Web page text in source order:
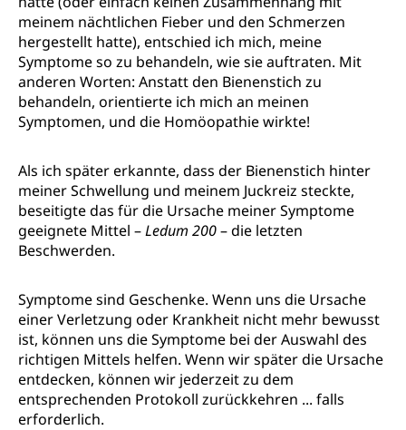
meinem nächtlichen Fieber und den Schmerzen
hergestellt hatte), entschied ich mich, meine
Symptome so zu behandeln, wie sie auftraten. Mit
anderen Worten: Anstatt den Bienenstich zu
behandeln, orientierte ich mich an meinen
Symptomen, und die Homöopathie wirkte!
Als ich später erkannte, dass der Bienenstich hinter
meiner Schwellung und meinem Juckreiz steckte,
beseitigte das für die Ursache meiner Symptome
geeignete Mittel –Ledum 200– die letzten
Beschwerden.
Symptome sind Geschenke. Wenn uns die Ursache
einer Verletzung oder Krankheit nicht mehr bewusst
ist, können uns die Symptome bei der Auswahl des
richtigen Mittels helfen. Wenn wir später die Ursache
entdecken, können wir jederzeit zu dem
entsprechenden Protokoll zurückkehren ... falls
erforderlich.